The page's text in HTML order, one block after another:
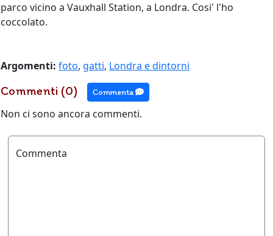
parco vicino a Vauxhall Station, a Londra. Cosi' l'ho
coccolato.
Argomenti: foto, gatti, Londra e dintorni
Commenti (0) Commenta
Non ci sono ancora commenti.
Commenta